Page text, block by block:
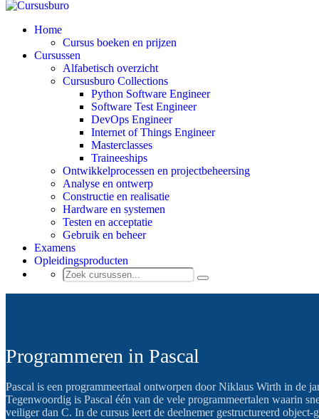
Home
Cursus boeken en prijzen
Cursussen
Alfabetisch overzicht
Cursusburo Collections
Python Software Engineer
Software Test Engineer
DevOps Engineer
Internet of Things Engineer
Masterclasses
Traineeships
Ontwikkelprocessen en projectbeheersing
Analyse en ontwerp
Constructie en realisatie
Hardware en systemen
Testen en acceptatie
Gebruik en beheer
Examens
Opleidingsproducten
Programmeren in Pascal
Pascal is een programmeertaal ontworpen door Niklaus Wirth in de
Tegenwoordig is Pascal één van de vele programmeertalen waarin
veiliger dan C. In de cursus leert de deelnemer gestructureerd